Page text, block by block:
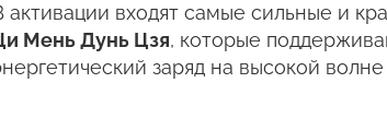
активации входят самые сильные и
Мень Дунь Цзя, которые
заряд на высокой волне